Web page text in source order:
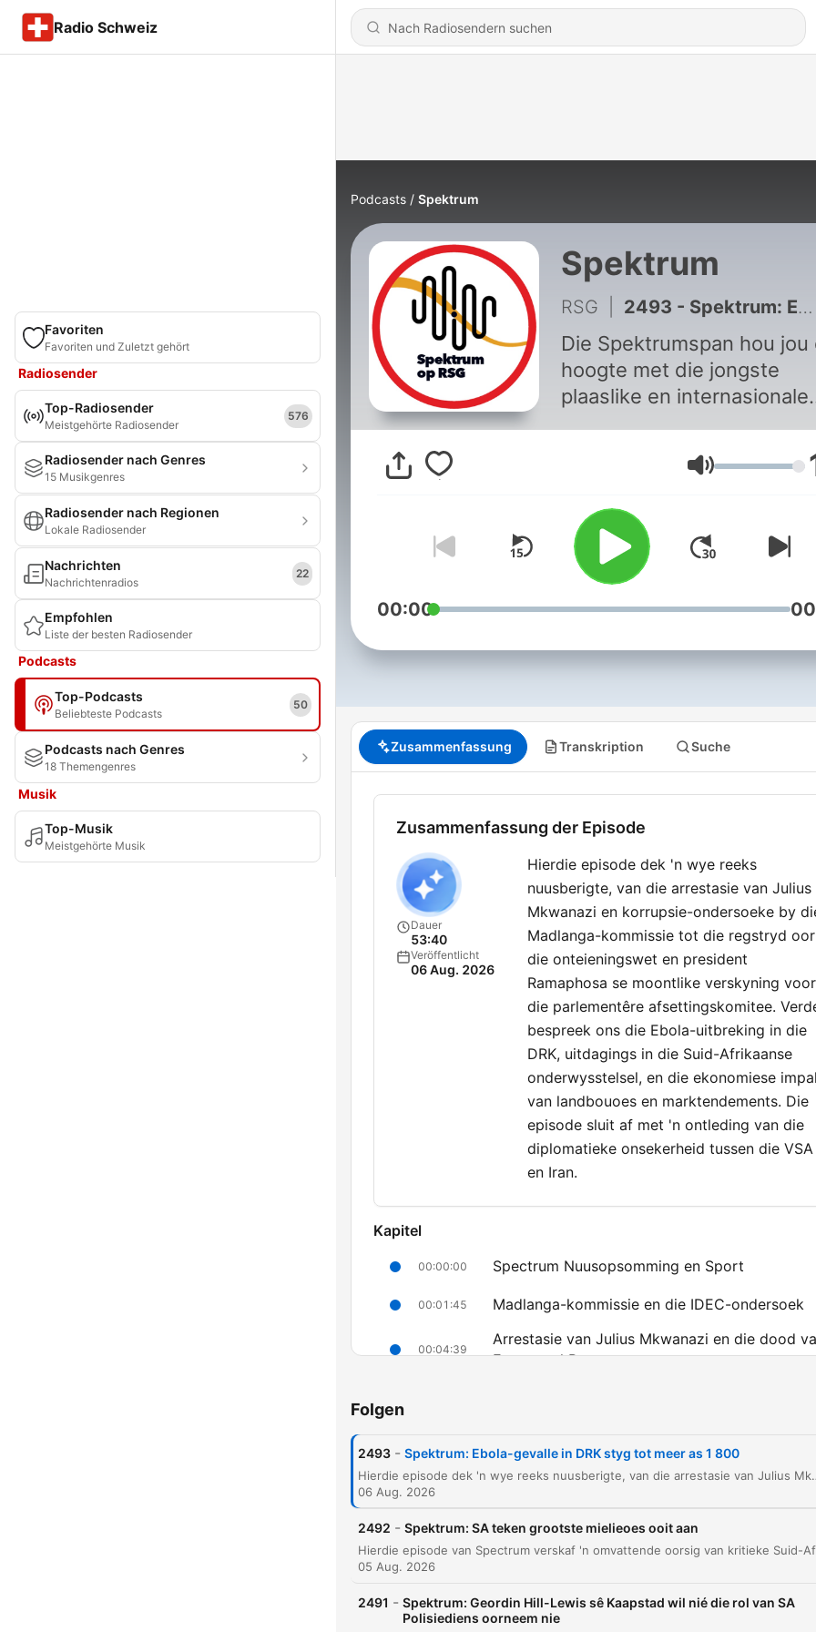
Radio Schweiz
Favoriten
Favoriten und Zuletzt gehört
Radiosender
Top-Radiosender
Meistgehörte Radiosender
576
Radiosender nach Genres
15 Musikgenres
Radiosender nach Regionen
Lokale Radiosender
Nachrichten
Nachrichtenradios
22
Empfohlen
Liste der besten Radiosender
Podcasts
Top-Podcasts
Beliebteste Podcasts
50
Podcasts nach Genres
18 Themengenres
Musik
Top-Musik
Meistgehörte Musik
Podcasts Spektrum
Spektrum
RSG 2493 - Spektrum: Ebola-gevalle in DRK styg tot meer as 1 800
Die Spektrumspan hou jou
hoogte met die jongste
plaaslike en internasionale
Lautstärke
00:00
Zusammenfassung Transkription Suche
Zusammenfassung der Episode
Dauer
53:40
Veröffentlicht
06 Aug. 2026
Hierdie episode dek 'n wye reeks
nuusberigte, van die arrestasie van Julius
Mkwanazi en korrupsie-ondersoeke by
Madlanga-kommissie tot die regstryd oor
die onteieningswet en president
Ramaphosa se moontlike verskyning voor
die parlementêre afsettingskomitee.
bespreek ons die Ebola-uitbreking in die
DRK, uitdagings in die Suid-Afrikaanse
onderwysstelsel, en die ekonomiese
van landbouoes en marktendements. Die
episode sluit af met 'n ontleding van die
diplomatieke onsekerheid tussen die VSA
en Iran.
Kapitel
00:00:00 Spectrum Nuusopsomming en Sport
00:01:45 Madlanga-kommissie en die IDEC-ondersoek
00:04:39
Arrestasie van Julius Mkwanazi en die dood
Emmanuel Bense
Ramaphosa
00:15:42 Presidentiële herieningsproses en politieke
00:17:49 Ebola-uitbreking in die DRK
00:22:50
Menseregte en die Waarheids- en
00:23:34 Uitdagings in die Suid-Afrikaanse
Folgen
2493 - Spektrum: Ebola-gevalle in DRK styg tot meer as 1 800
Hierdie episode dek 'n wye reeks nuusberigte, van die arrestasie van Julius Mkwanazi en korrupsie-ondersoeke by die Madlanga-kommissie tot
06 Aug. 2026
2492 - Spektrum: SA teken grootste mielieoes ooit aan
05 Aug. 2026
2491 - Spektrum: Geordin Hill-Lewis sê Kaapstad wil nié die rol van SA
Polisiediens oorneem nie